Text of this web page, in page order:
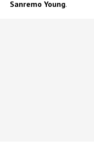
Sanremo Young.